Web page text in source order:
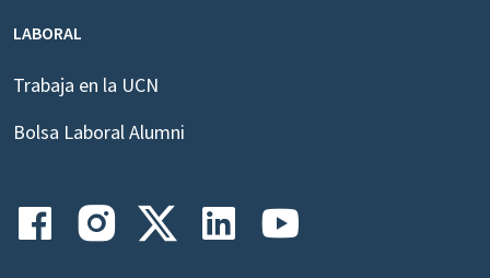
LABORAL
Trabaja en la UCN
Bolsa Laboral Alumni